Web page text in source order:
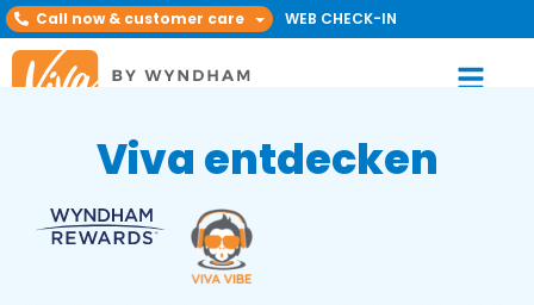
Call now & customer care WEB CHECK-IN
Viva entdecken